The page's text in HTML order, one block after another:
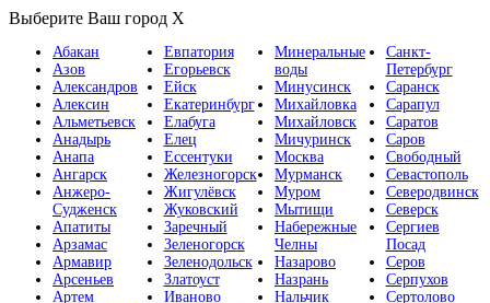
Выберите Ваш город X
Абакан
Азов
Александров
Алексин
Альметьевск
Анадырь
Анапа
Ангарск
Анжеро-
Судженск
Апатиты
Арзамас
Армавир
Арсеньев
Артем
Евпатория
Егорьевск
Ейск
Екатеринбург
Елабуга
Елец
Ессентуки
Железногорск
Жигулёвск
Жуковский
Заречный
Зеленогорск
Зеленодольск
Златоуст
Иваново
Минеральные
воды
Минусинск
Михайловка
Михайловск
Мичуринск
Москва
Мурманск
Муром
Мытищи
Набережные
Челны
Назарово
Назрань
Нальчик
Санкт-
Петербург
Саранск
Сарапул
Саратов
Саров
Свободный
Севастополь
Северодвинск
Северск
Сергиев
Посад
Серов
Серпухов
Сертолово